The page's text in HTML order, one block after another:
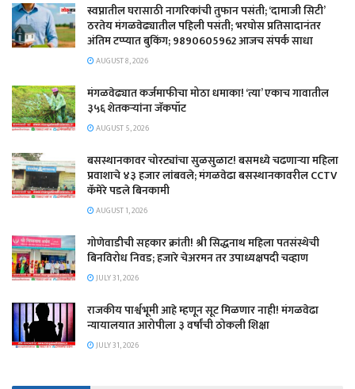
स्वप्नातील घरासाठी नागरिकांची तुफान पसंती; ‘दामाजी सिटी’
ठरतेय मंगळवेढ्यातील पहिली पसंती; भरघोस प्रतिसादानंतर
अंतिम टप्प्यात बुकिंग; 9890605962 आजच संपर्क साधा
AUGUST 8, 2026
मंगळवेढ्यात कर्जमाफीचा मोठा धमाका! ‘त्या’ एकाच गावातील
३५६ शेतकऱ्यांना जॅकपॉट
AUGUST 5, 2026
बसस्थानकावर चोरट्यांचा सुळसुळाट! बसमध्ये चढणाऱ्या महिला
प्रवाशाचे ४३ हजार लांबवले; मंगळवेढा बसस्थानकावरील CCTV
कॅमेरे पडले बिनकामी
AUGUST 1, 2026
गोणेवाडीची सहकार क्रांती! श्री सिद्धनाथ महिला पतसंस्थेची
बिनविरोध निवड; हजारे चेअरमन तर उपाध्यक्षपदी चव्हाण
JULY 31, 2026
राजकीय पार्श्वभूमी आहे म्हणून सूट मिळणार नाही! मंगळवेढा
न्यायालयात आरोपीला ३ वर्षांची ठोकली शिक्षा
JULY 31, 2026